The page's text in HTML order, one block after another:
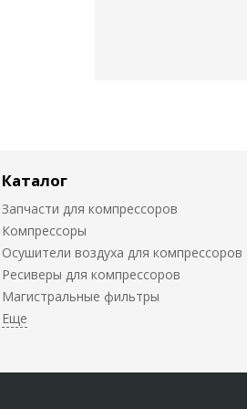
Каталог
Запчасти для компрессоров
Компрессоры
Осушители воздуха для компрессоров
Ресиверы для компрессоров
Магистральные фильтры